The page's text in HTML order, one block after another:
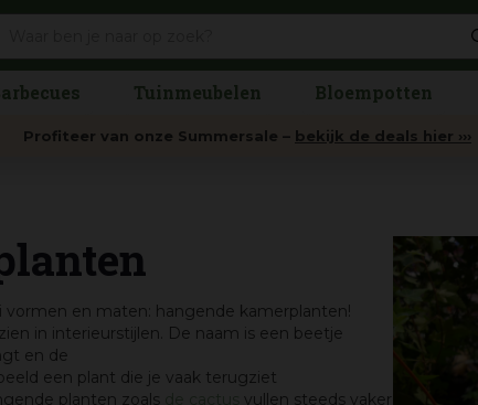
Tuinmeubelen Bloempotten
Profiteer van onze Summersale – bekijk de deals hier ›››
en maten: hangende kamerplanten!
in interieurstijlen. De naam is een beetje
en de
een plant die je vaak terugziet
planten zoals
vullen steeds vaker